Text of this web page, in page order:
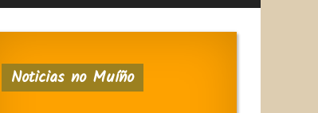
Noticias no Muíño